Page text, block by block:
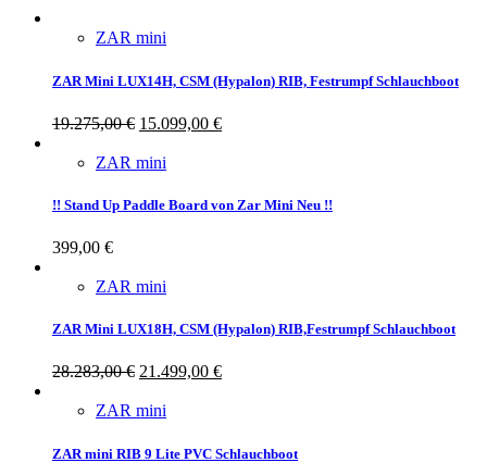
ZAR mini
ZAR Mini LUX14H, CSM (Hypalon) RIB, Festrumpf Schlauchboot
19.275,00€ 15.099,00 €
ZAR mini
!! Stand Up Paddle Board von Zar Mini Neu !!
399,00 €
ZAR mini
ZAR Mini LUX18H, CSM (Hypalon) RIB,Festrumpf Schlauchboot
28.283,00€ 21.499,00 €
ZAR mini
ZAR mini RIB 9 Lite PVC Schlauchboot